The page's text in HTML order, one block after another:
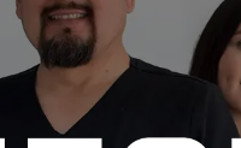
higiénicas.